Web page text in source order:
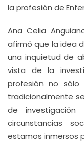
la profesión de
Ana Celia
afirmó que la idea
una inquietud de
vista de la
profesión no
tradicionalmente
de
circunstancias
estamos inmersos